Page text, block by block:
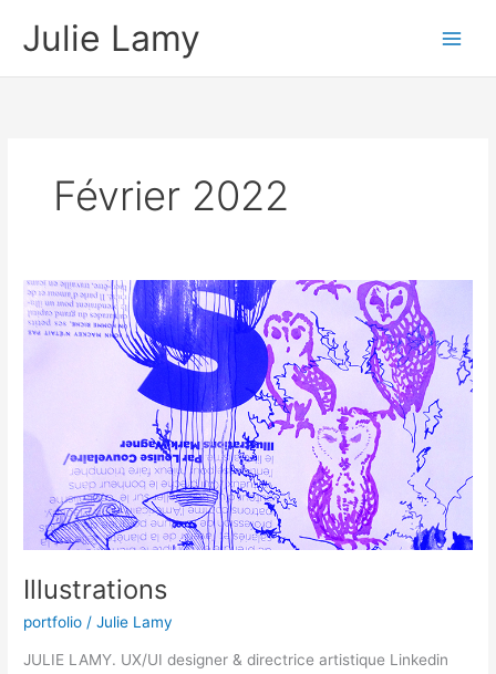
Julie Lamy
Février 2022
Illustrations
portfolio /Julie Lamy
JULIE LAMY. UX/UI designer & directrice artistique Linkedin
Illustrations